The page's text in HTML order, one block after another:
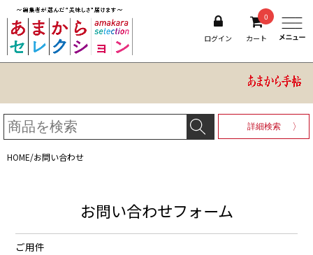
ログイン
0
カート
詳細検索
HOME/お問い合わせ
お問い合わせフォーム
ご用件